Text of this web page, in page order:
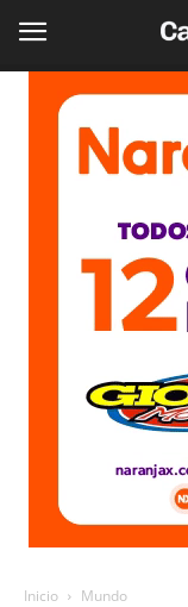
Inicio Mundo